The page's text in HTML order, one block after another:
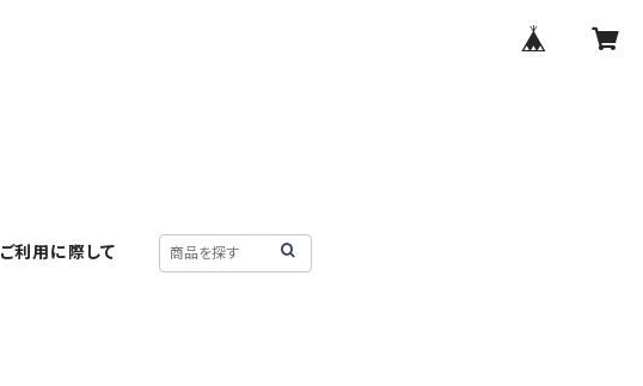
ご利用に際して